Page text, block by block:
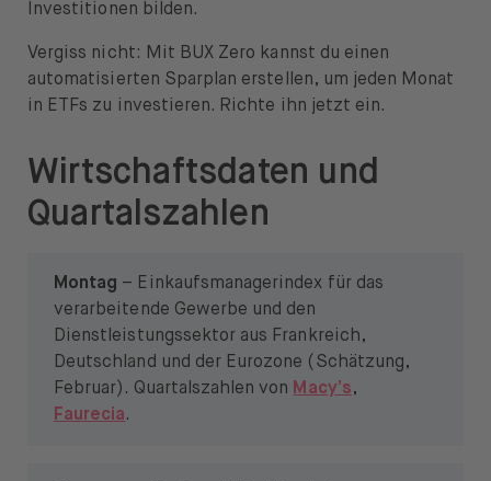
Investitionen bilden.
Vergiss nicht: Mit BUX Zero kannst du einen
automatisierten Sparplan erstellen, um jeden Monat
in ETFs zu investieren. Richte ihn jetzt ein.
Wirtschaftsdaten und
Quartalszahlen
Montag – Einkaufsmanagerindex für das
verarbeitende Gewerbe und den
Dienstleistungssektor aus Frankreich,
Deutschland und der Eurozone (Schätzung,
Februar). Quartalszahlen von Macy’s,
Faurecia.